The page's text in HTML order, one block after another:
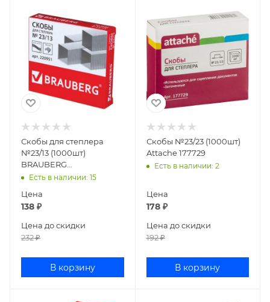
Скобы для степлера
№23/13 (1000шт)
BRAUBERG
оцинкованные 220951
Есть в наличии: 15
Цена
138 ₽
Цена до скидки
232₽
В корзину
Скобы №23/23 (1000шт)
Attache 177729
Есть в наличии: 2
Цена
178₽
Цена до скидки
192₽
В корзину